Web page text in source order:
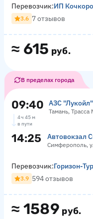
≈ 615 руб.
Перевозчик:ИП
3.6 7 отзывов
В пределах города
09:40 АЗС "Лукойл"
Тамань,
4 ч 45 м
в пути
14:25 Автовокзал
Симферополь,
≈ 1589 руб.
Перевозчик:Горизон-Тур
3.9 594 отзывов